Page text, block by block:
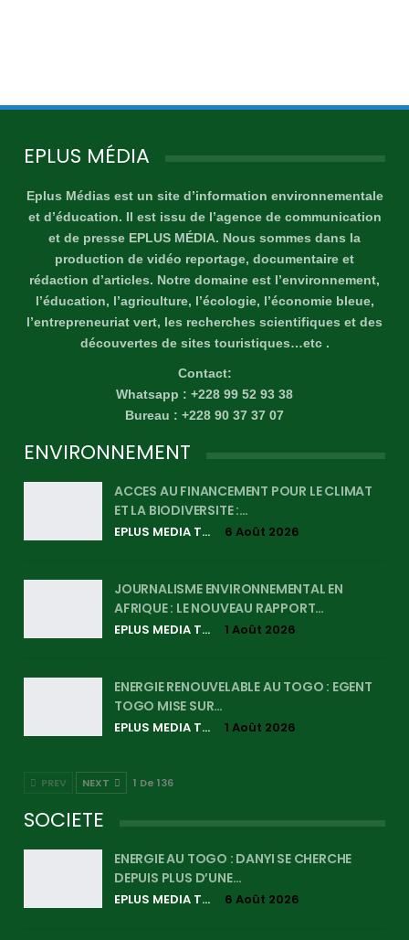
EPLUS MÉDIA
Eplus Médias est un site d’information environnementale
et d’éducation. Il est issu de l’agence de communication
et de presse EPLUS MÉDIA. Nous sommes dans la
production de vidéo reportage, documentaire et
rédaction d’articles. Notre domaine est l’environnement,
l’éducation, l’agriculture, l’écologie, l’économie bleue,
l’entrepreneuriat vert, les recherches scientifiques et des
découvertes de sites touristiques…etc .
Contact:
Whatsapp : +228 99 52 93 38
Bureau : +228 90 37 37 07
ENVIRONNEMENT
ACCES AU FINANCEMENT POUR LE CLIMAT
ET LA BIODIVERSITE :…
EPLUS MEDIA TV 6 Août 2026
JOURNALISME ENVIRONNEMENTAL EN
AFRIQUE : LE NOUVEAU RAPPORT…
EPLUS MEDIA TV 1 Août 2026
ENERGIE RENOUVELABLE AU TOGO : EGENT
TOGO MISE SUR…
EPLUS MEDIA TV 1 Août 2026
PREV NEXT 1 De 136
SOCIETE
ENERGIE AU TOGO : DANYI SE CHERCHE
DEPUIS PLUS D’UNE…
EPLUS MEDIA TV 6 Août 2026